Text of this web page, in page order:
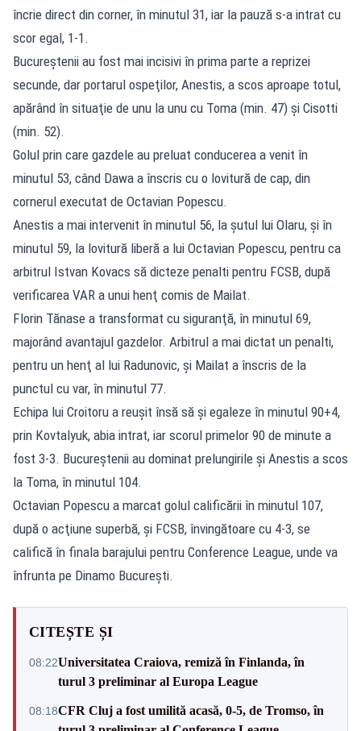
încrie direct din corner, în minutul 31, iar la pauză s-a intrat cu
scor egal, 1-1.
Bucureştenii au fost mai incisivi în prima parte a reprizei
secunde, dar portarul ospeţilor, Anestis, a scos aproape totul,
apărând în situaţie de unu la unu cu Toma (min. 47) şi Cisotti
(min. 52).
Golul prin care gazdele au preluat conducerea a venit în
minutul 53, când Dawa a înscris cu o lovitură de cap, din
cornerul executat de Octavian Popescu.
Anestis a mai intervenit în minutul 56, la şutul lui Olaru, şi în
minutul 59, la lovitură liberă a lui Octavian Popescu, pentru ca
arbitrul Istvan Kovacs să dicteze penalti pentru FCSB, după
verificarea VAR a unui henţ comis de Mailat.
Florin Tănase a transformat cu siguranţă, în minutul 69,
majorând avantajul gazdelor. Arbitrul a mai dictat un penalti,
pentru un henţ al lui Radunovic, şi Mailat a înscris de la
punctul cu var, în minutul 77.
Echipa lui Croitoru a reuşit însă să şi egaleze în minutul 90+4,
prin Kovtalyuk, abia intrat, iar scorul primelor 90 de minute a
fost 3-3. Bucureştenii au dominat prelungirile şi Anestis a scos
la Toma, în minutul 104.
Octavian Popescu a marcat golul calificării în minutul 107,
după o acţiune superbă, şi FCSB, învingătoare cu 4-3, se
califică în finala barajului pentru Conference League, unde va
înfrunta pe Dinamo Bucureşti.
CITEȘTE ȘI
08:22Universitatea Craiova, remiză în Finlanda, în
turul 3 preliminar al Europa League
08:18CFR Cluj a fost umilită acasă, 0-5, de Tromso, în